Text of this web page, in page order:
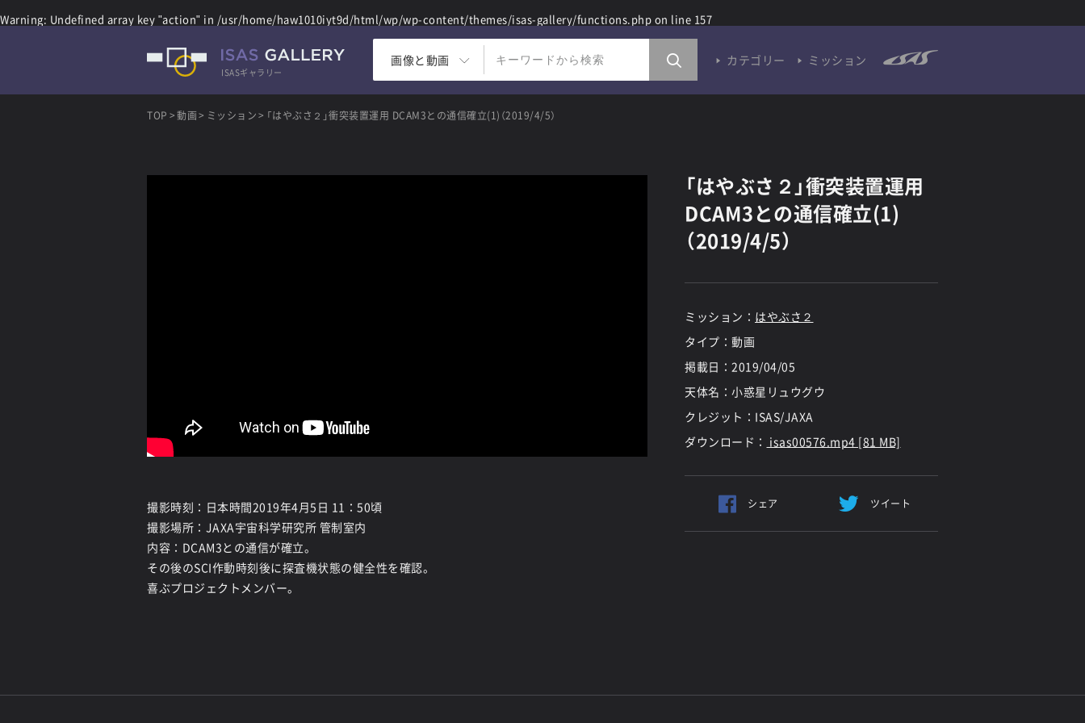
Warning: Undefined array key "action" in /usr/home/haw1010iyt9d/html/wp/wp-content/themes/isas-gallery/functions.php on line 157
ISASギャラリー
画像と動画 カテゴリー ミッション
「はやぶさ２」衝突装置運用
DCAM3との通信確立(1)
（2019/4/5）
ミッション： はやぶさ２
タイプ：動画
掲載日： 2019/04/05
天体名：小惑星リュウグウ
クレジット：ISAS/JAXA
ダウンロード： isas00576.mp4 [81 MB]
シェア ツイート
撮影時刻：日本時間2019年4月5日 11：50頃
撮影場所：JAXA宇宙科学研究所 管制室内
内容：DCAM3との通信が確立。
その後のSCI作動時刻後に探査機状態の健全性を確認。
喜ぶプロジェクトメンバー。
TOP 動画 ミッション 「はやぶさ２」衝突装置運用 DCAM3との通信確立(1)（2019/4/5）